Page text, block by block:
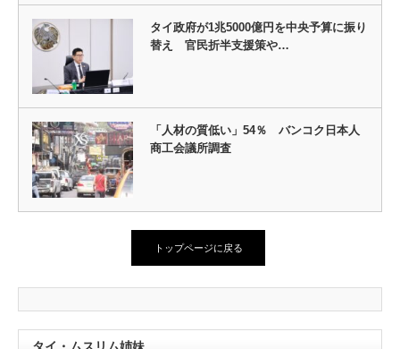
タイ政府が1兆5000億円を中央予算に振り
替え 官民折半支援策や…
「人材の質低い」54％ バンコク日本人
商工会議所調査
トップページに戻る
タイ・ムスリム姉妹